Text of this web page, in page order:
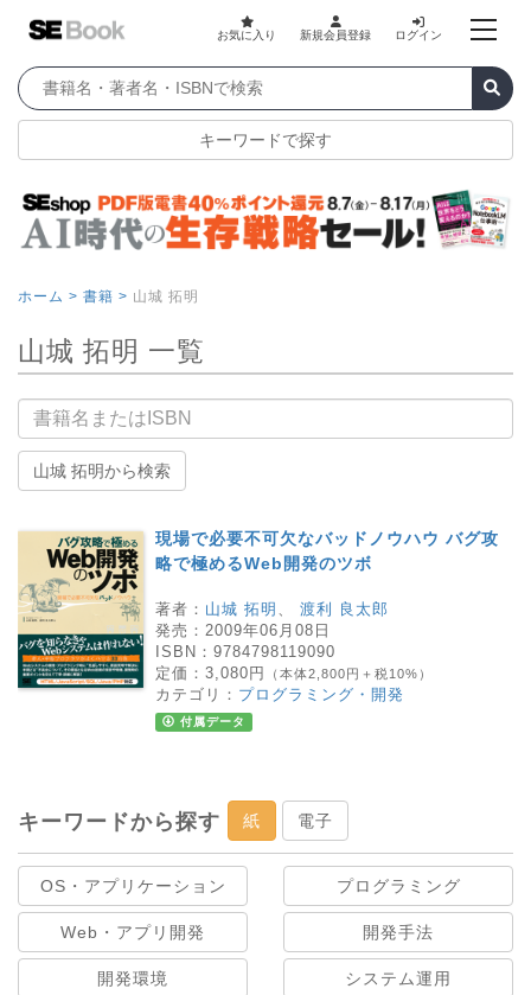
お気に入り 新規会員登録 ログイン
キーワードで探す
ホーム > 書籍 > 山城 拓明
山城 拓明 一覧
書籍名
山城 拓明から検索
現場で必要不可欠なバッドノウハウ バグ攻
略で極めるWeb開発のツボ
著者： 山城 拓明
渡利 良太郎
発売： 2009年06月08日
ISBN： 9784798119090
定価： 3,080円 （本体2,800円＋税10%）
カテゴリ： プログラミング・開発
付属データ
キーワードから探す 紙 電子
OS・アプリケーション プログラミング
Web・アプリ開発 開発手法
開発環境 システム運用